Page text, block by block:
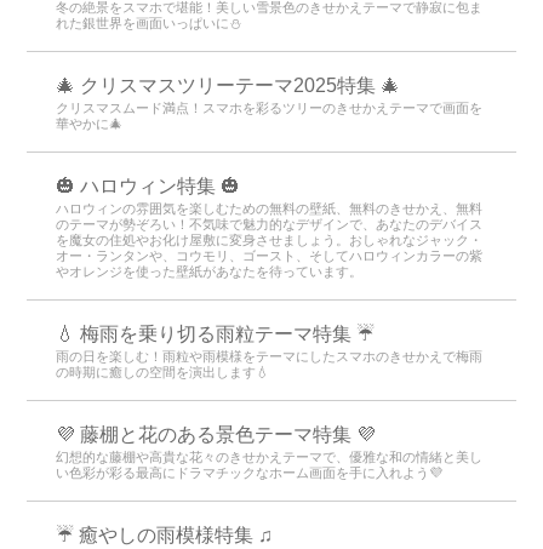
冬の絶景をスマホで堪能！美しい雪景色のきせかえテーマで静寂に包ま
れた銀世界を画面いっぱいに⛄️
🎄 クリスマスツリーテーマ2025特集 🎄
クリスマスムード満点！スマホを彩るツリーのきせかえテーマで画面を
華やかに🎄
🎃 ハロウィン特集 🎃
ハロウィンの雰囲気を楽しむための無料の壁紙、無料のきせかえ、無料
のテーマが勢ぞろい！不気味で魅力的なデザインで、あなたのデバイス
を魔女の住処やお化け屋敷に変身させましょう。おしゃれなジャック・
オー・ランタンや、コウモリ、ゴースト、そしてハロウィンカラーの紫
やオレンジを使った壁紙があなたを待っています。
💧 梅雨を乗り切る雨粒テーマ特集 ☔
雨の日を楽しむ！雨粒や雨模様をテーマにしたスマホのきせかえで梅雨
の時期に癒しの空間を演出します💧
💜 藤棚と花のある景色テーマ特集 💜
幻想的な藤棚や高貴な花々のきせかえテーマで、優雅な和の情緒と美し
い色彩が彩る最高にドラマチックなホーム画面を手に入れよう💜
☔ 癒やしの雨模様特集 ♫